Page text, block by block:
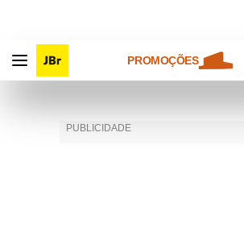
PROMOÇÕES